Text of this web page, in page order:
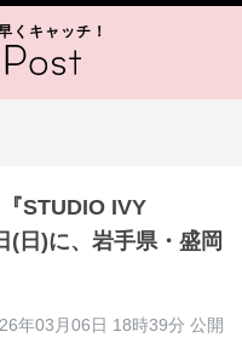
くキャッチ！
STUDIO IVY
(日)に、岩手県・盛岡
年03月06日 18時39分 公開